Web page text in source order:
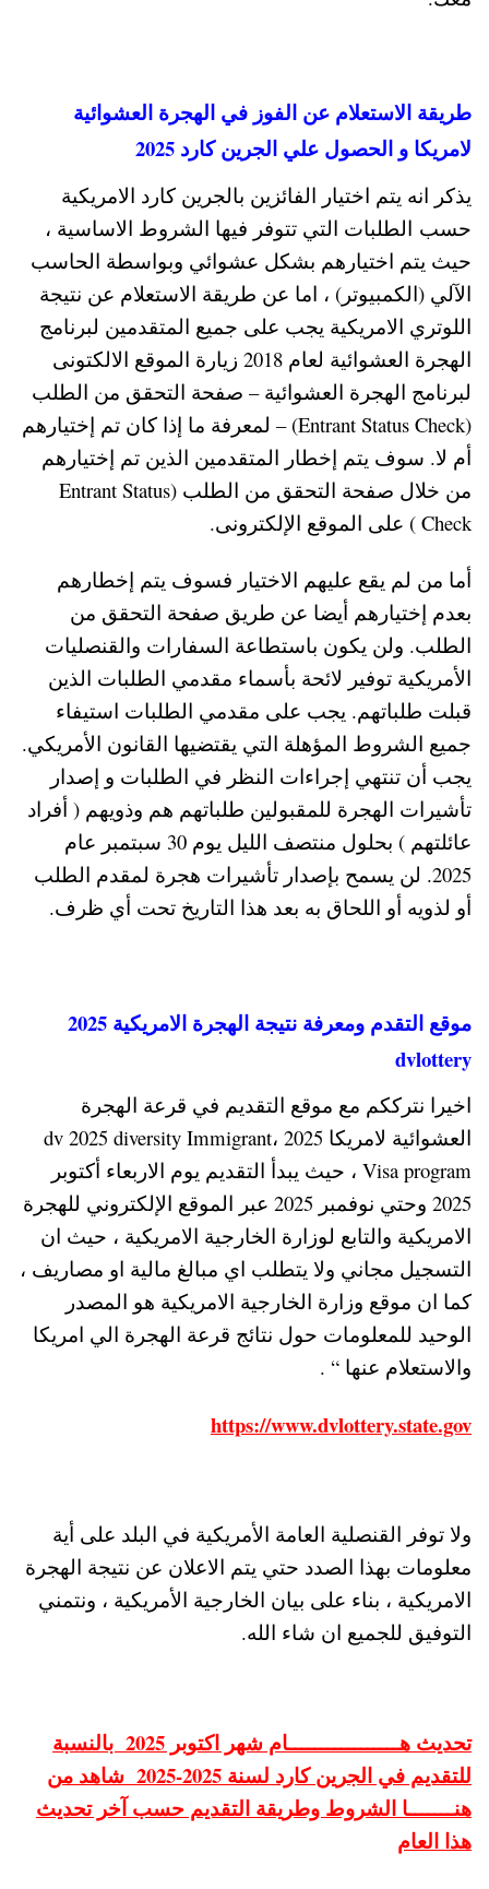
طريقة الاستعلام عن الفوز في الهجرة العشوائية
لامريكا و الحصول علي الجرين كارد 2025
يذكر انه يتم اختيار الفائزين بالجرين كارد الامريكية
حسب الطلبات التي تتوفر فيها الشروط الاساسية ،
حيث يتم اختيارهم بشكل عشوائي وبواسطة الحاسب
الآلي (الكمبيوتر) ، اما عن طريقة الاستعلام عن نتيجة
اللوتري الامريكية يجب على جميع المتقدمين لبرنامج
الهجرة العشوائية لعام 2018 زيارة الموقع الالكتونى
لبرنامج الهجرة العشوائية – صفحة التحقق من الطلب
(Entrant Status Check) – لمعرفة ما إذا كان تم إختيارهم
أم لا. سوف يتم إخطار المتقدمين الذين تم إختيارهم
من خلال صفحة التحقق من الطلب (Entrant Status
Check ) على الموقع الإلكترونى.
أما من لم يقع عليهم الاختيار فسوف يتم إخطارهم
بعدم إختيارهم أيضا عن طريق صفحة التحقق من
الطلب. ولن يكون باستطاعة السفارات والقنصليات
الأمريكية توفير لائحة بأسماء مقدمي الطلبات الذين
قبلت طلباتهم. يجب على مقدمي الطلبات استيفاء
جميع الشروط المؤهلة التي يقتضيها القانون الأمريكي.
يجب أن تنتهي إجراءات النظر في الطلبات و إصدار
تأشيرات الهجرة للمقبولين طلباتهم هم وذويهم ( أفراد
عائلتهم ) بحلول منتصف الليل يوم 30 سبتمبر عام
2025. لن يسمح بإصدار تأشيرات هجرة لمقدم الطلب
أو لذويه أو اللحاق به بعد هذا التاريخ تحت أي ظرف.
موقع التقدم ومعرفة نتيجة الهجرة الامريكية 2025
dvlottery
اخيرا نترككم مع موقع التقديم في قرعة الهجرة
العشوائية لامريكا 2025 ،dv 2025 diversity Immigrant
Visa program ، حيث يبدأ التقديم يوم الاربعاء أكتوبر
2025 وحتي نوفمبر 2025 عبر الموقع الإلكتروني للهجرة
الامريكية والتابع لوزارة الخارجية الامريكية ، حيث ان
التسجيل مجاني ولا يتطلب اي مبالغ مالية او مصاريف ،
كما ان موقع وزارة الخارجية الامريكية هو المصدر
الوحيد للمعلومات حول نتائج قرعة الهجرة الي امريكا
والاستعلام عنها “ .
https://www.dvlottery.state.gov
ولا توفر القنصلية العامة الأمريكية في البلد على أية
معلومات بهذا الصدد حتي يتم الاعلان عن نتيجة الهجرة
الامريكية ، بناء على بيان الخارجية الأمريكية ، ونتمني
التوفيق للجميع ان شاء الله.
تحديث هـــــــــــــــــام شهر اكتوبر 2025 بالنسبة
للتقديم في الجرين كارد لسنة 2025-2025 شاهد من
هنـــــــا الشروط وطريقة التقديم حسب آخر تحديث
هذا العام